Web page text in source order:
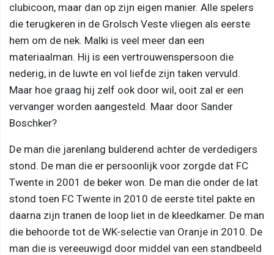
clubicoon, maar dan op zijn eigen manier. Alle spelers
die terugkeren in de Grolsch Veste vliegen als eerste
hem om de nek. Malki is veel meer dan een
materiaalman. Hij is een vertrouwenspersoon die
nederig, in de luwte en vol liefde zijn taken vervuld.
Maar hoe graag hij zelf ook door wil, ooit zal er een
vervanger worden aangesteld. Maar door Sander
Boschker?
De man die jarenlang bulderend achter de verdedigers
stond. De man die er persoonlijk voor zorgde dat FC
Twente in 2001 de beker won. De man die onder de lat
stond toen FC Twente in 2010 de eerste titel pakte en
daarna zijn tranen de loop liet in de kleedkamer. De man
die behoorde tot de WK-selectie van Oranje in 2010. De
man die is vereeuwigd door middel van een standbeeld